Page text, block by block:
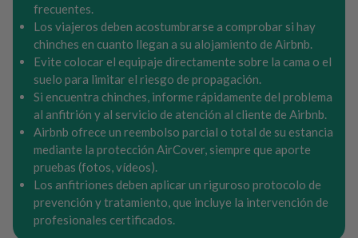
frecuentes.
Los viajeros deben acostumbrarse a comprobar si hay
chinches en cuanto llegan a su alojamiento de Airbnb.
Evite colocar el equipaje directamente sobre la cama o el
suelo para limitar el riesgo de propagación.
Si encuentra chinches, informe rápidamente del problema
al anfitrión y al servicio de atención al cliente de Airbnb.
Airbnb ofrece un reembolso parcial o total de su estancia
mediante la protección AirCover, siempre que aporte
pruebas (fotos, vídeos).
Los anfitriones deben aplicar un riguroso protocolo de
prevención y tratamiento, que incluye la intervención de
profesionales certificados.